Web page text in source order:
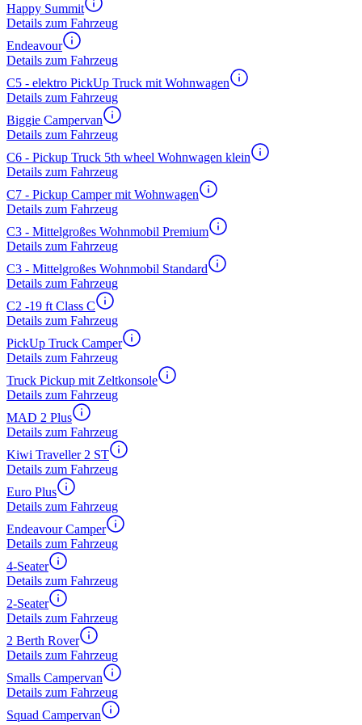
Happy Summit
Details zum Fahrzeug
Endeavour
Details zum Fahrzeug
C5 - elektro PickUp Truck mit Wohnwagen
Details zum Fahrzeug
Biggie Campervan
Details zum Fahrzeug
C6 - Pickup Truck 5th wheel Wohnwagen klein
Details zum Fahrzeug
C7 - Pickup Camper mit Wohnwagen
Details zum Fahrzeug
C3 - Mittelgroßes Wohnmobil Premium
Details zum Fahrzeug
C3 - Mittelgroßes Wohnmobil Standard
Details zum Fahrzeug
C2 -19 ft Class C
Details zum Fahrzeug
PickUp Truck Camper
Details zum Fahrzeug
Truck Pickup mit Zeltkonsole
Details zum Fahrzeug
MAD 2 Plus
Details zum Fahrzeug
Kiwi Traveller 2 ST
Details zum Fahrzeug
Euro Plus
Details zum Fahrzeug
Endeavour Camper
Details zum Fahrzeug
4-Seater
Details zum Fahrzeug
2-Seater
Details zum Fahrzeug
2 Berth Rover
Details zum Fahrzeug
Smalls Campervan
Details zum Fahrzeug
Squad Campervan